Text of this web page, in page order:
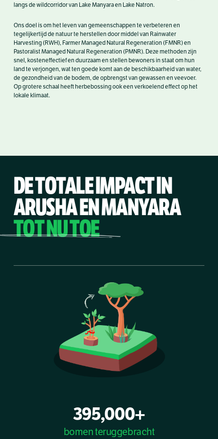
langs de wildcorridor van Lake Manyara en Lake Natron.
Ons doel is om het leven van gemeenschappen te verbeteren en
tegelijkertijd de natuur te herstellen door middel van Rainwater
Harvesting (RWH), Farmer Managed Natural Regeneration (FMNR) en
Pastoralist Managed Natural Regeneration (PMNR). Deze methoden zijn
snel, kosteneffectief en duurzaam en stellen bewoners in staat om hun
land te verjongen, wat ten goede komt aan de beschikbaarheid van water,
de gezondheid van de bodem, de opbrengst van gewassen en veevoer.
Op grotere schaal heeft herbebossing ook een verkoelend effect op het
lokale klimaat.
DE TOTALE IMPACT IN
ARUSHA EN MANYARA
TOT NU TOE
395,000+
bomen teruggebracht